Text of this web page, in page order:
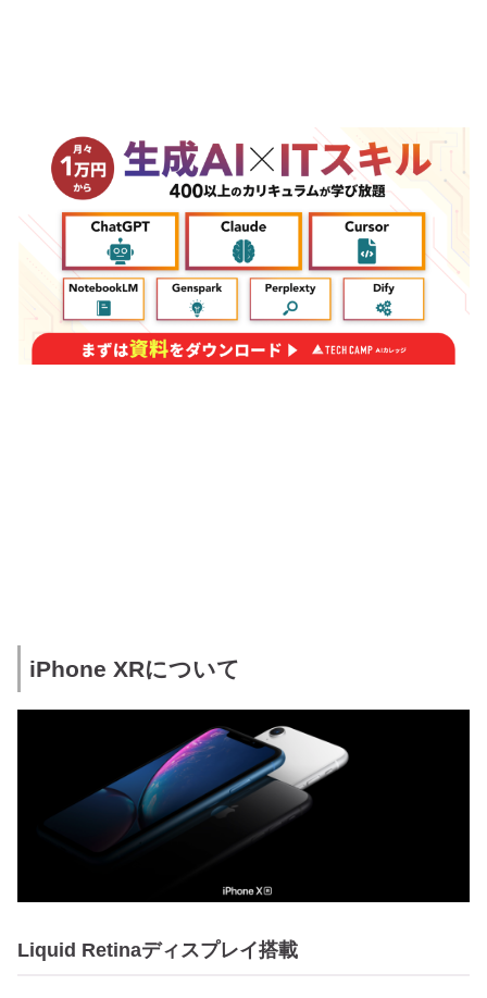
iPhone XRについて
Liquid Retinaディスプレイ搭載